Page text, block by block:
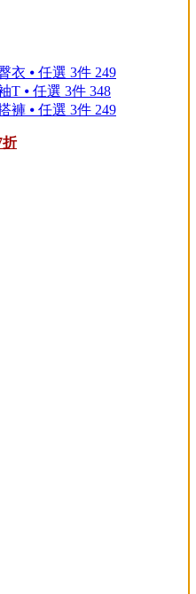
衣 ⦁ 任選 3件 249
T ⦁ 任選 3件 348
褲 ⦁ 任選 3件 249
折